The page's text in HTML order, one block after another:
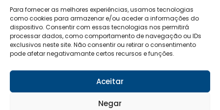
Para fornecer as melhores experiências, usamos tecnologias
como cookies para armazenar e/ou aceder a informações do
dispositivo. Consentir com essas tecnologias nos permitirá
processar dados, como comportamento de navegação ou IDs
exclusivos neste site. Não consentir ou retirar o consentimento
pode afetar negativamante certos recursos e funções.
Aceitar
Negar
Políticas de Privacidade
Termos e Condições
Entregas e Devoluções
Livro de Reclamações
Sequra